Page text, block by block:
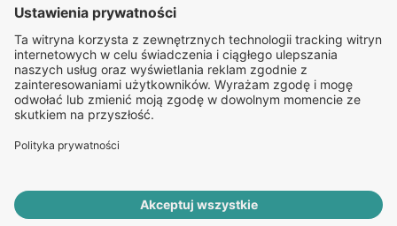
Organizator udzielania świadczeń telemedycznych jest
podmiotem leczniczym w rozumieniu ustawy z dnia 15
kwietnia 2011 roku o działalności leczniczej, wpisanym do
rejestru podmiotów wykonujących działalność leczniczą pod
numerem: 000000229172.